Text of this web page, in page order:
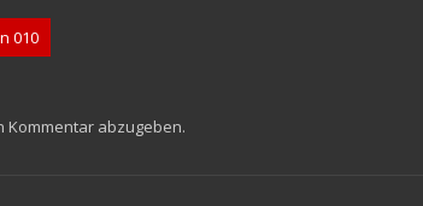
010
Kommentar abzugeben.